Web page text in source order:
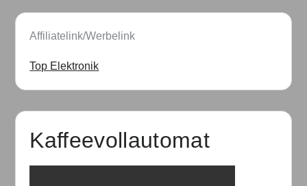
Affiliatelink/Werbelink
Top Elektronik
Kaffeevollautomat